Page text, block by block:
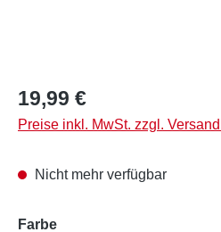
Regulärer Preis:
19,99 €
Preise inkl. MwSt. zzgl.
Nicht mehr verfügbar
Farbeauswählen